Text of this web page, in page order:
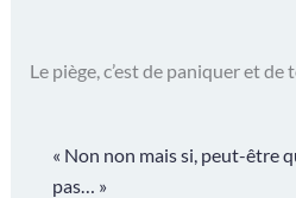
Le piège, c’est de paniquer et de
« Non non mais si, peut-être
pas… »